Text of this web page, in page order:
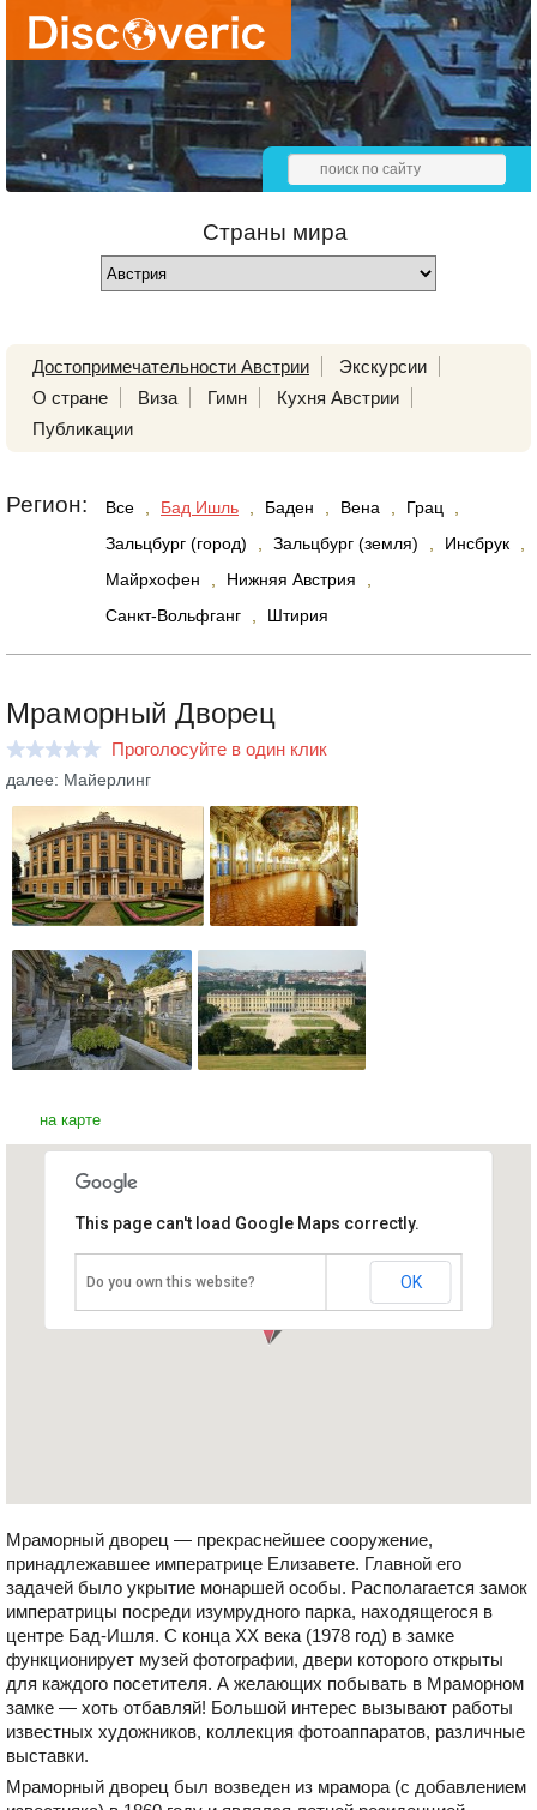
Страны мира
Достопримечательности Австрии
Экскурсии
О стране
Виза Гимн
Кухня Австрии
Публикации
Регион: Все Бад Ишль Баден Вена Грац
Зальцбург (город)
Зальцбург (земля) Инсбрук
Майрхофен
Нижняя Австрия
Санкт-Вольфганг
Штирия
Мраморный Дворец
Проголосуйте в один клик
далее: Майерлинг
на карте
Мраморный Дворец
This page can't load Google Maps correctly.
Do you own this website? OK
Мраморный дворец — прекраснейшее сооружение,
принадлежавшее императрице Елизавете. Главной его
задачей было укрытие монаршей особы. Располагается замок
императрицы посреди изумрудного парка, находящегося в
центре Бад-Ишля. С конца ХХ века (1978 год) в замке
функционирует музей фотографии, двери которого открыты
для каждого посетителя. А желающих побывать в Мраморном
замке — хоть отбавляй! Большой интерес вызывают работы
известных художников, коллекция фотоаппаратов, различные
выставки.
Мраморный дворец был возведен из мрамора (с добавлением